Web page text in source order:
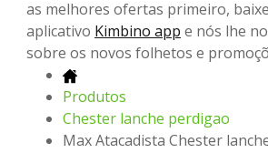
as melhores ofertas primeiro,
aplicativo Kimbino app e nós lhe
sobre os novos folhetos e
Produtos
Chester lanche perdigao
Max Atacadista Chester